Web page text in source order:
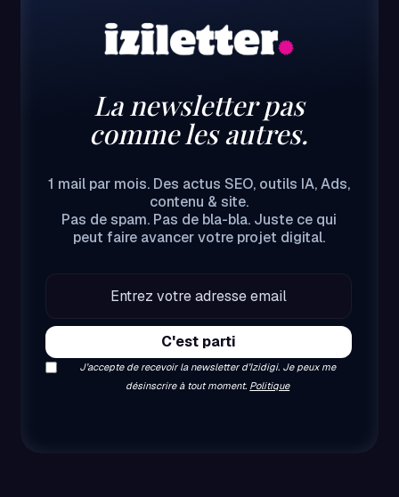
La newsletter pas
comme les autres.
1 mail par mois. Des actus SEO, outils IA, Ads,
contenu & site.
Pas de spam. Pas de bla-bla. Juste ce qui
peut faire avancer votre projet digital.
J’accepte de recevoir la newsletter d’Izidigi. Je peux me
désinscrire à tout moment. Politique